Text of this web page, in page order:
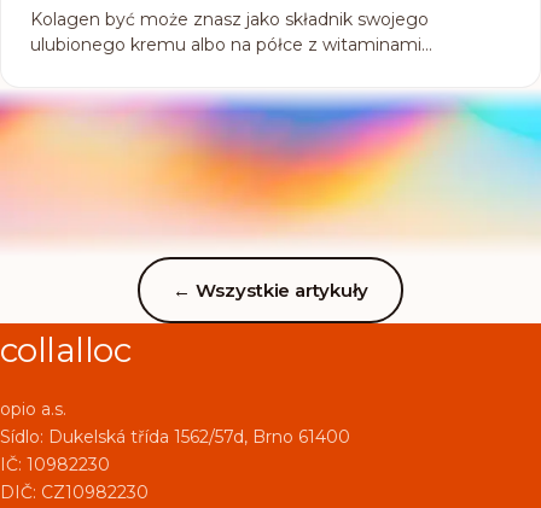
Kolagen być może znasz jako składnik swojego
ulubionego kremu albo na półce z witaminami
gdzieś coś o nim słyszałaś, bo w ostatnim czasie sporo
się o nim mówi. Czym tak naprawdę jest ten kolagen...
←Wszystkie artykuły
collalloc
opio a.s.
Sídlo: Dukelská třída 1562/57d, Brno 61400
IČ: 10982230
DIČ: CZ10982230